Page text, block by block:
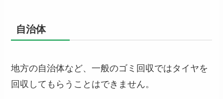
自治体
地方の自治体など、一般のゴミ回収ではタイヤを
回収してもらうことはできません。